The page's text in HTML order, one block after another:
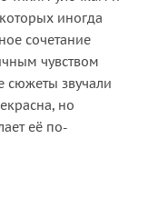
иногда
сочетание
чувством
сюжеты звучали
но
её по-